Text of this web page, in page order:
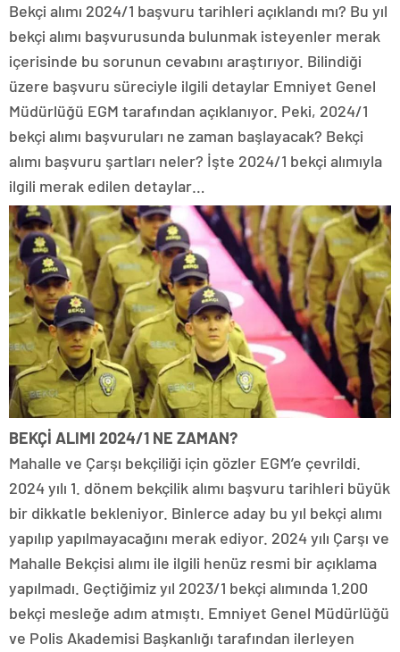
Bekçi alımı 2024/1 başvuru tarihleri açıklandı mı? Bu yıl
bekçi alımı başvurusunda bulunmak isteyenler merak
içerisinde bu sorunun cevabını araştırıyor. Bilindiği
üzere başvuru süreciyle ilgili detaylar Emniyet Genel
Müdürlüğü EGM tarafından açıklanıyor. Peki, 2024/1
bekçi alımı başvuruları ne zaman başlayacak? Bekçi
alımı başvuru şartları neler? İşte 2024/1 bekçi alımıyla
ilgili merak edilen detaylar…
BEKÇİ ALIMI 2024/1 NE ZAMAN?
Mahalle ve Çarşı bekçiliği için gözler EGM’e çevrildi.
2024 yılı 1. dönem bekçilik alımı başvuru tarihleri büyük
bir dikkatle bekleniyor. Binlerce aday bu yıl bekçi alımı
yapılıp yapılmayacağını merak ediyor. 2024 yılı Çarşı ve
Mahalle Bekçisi alımı ile ilgili henüz resmi bir açıklama
yapılmadı. Geçtiğimiz yıl 2023/1 bekçi alımında 1.200
bekçi mesleğe adım atmıştı. Emniyet Genel Müdürlüğü
ve Polis Akademisi Başkanlığı tarafından ilerleyen